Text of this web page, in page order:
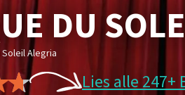
DU
Soleil Alegria
Lies alle